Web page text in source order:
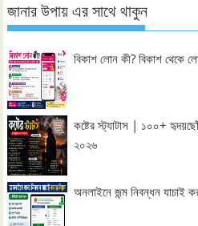
জানার উপায় এর সাথে থাকুন
বিকাশ লোন কী? বিকাশ থেকে
কষ্টের স্ট্যাটাস | ১০০+
২০২৬
অনলাইনে জন্ম নিবন্ধন যাচাই